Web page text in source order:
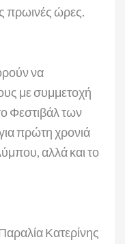
πρωινές ώρες.
να
με συμμετοχή
Φεστιβάλ των
πρώτη χρονιά
αλλά και το
Κατερίνης